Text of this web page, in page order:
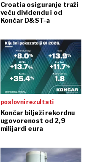
Croatia osiguranje traži
veću dividendu i od
Končar D&ST-a
poslovni rezultati
Končar bilježi rekordnu
ugovorenost od 2,9
milijardi eura